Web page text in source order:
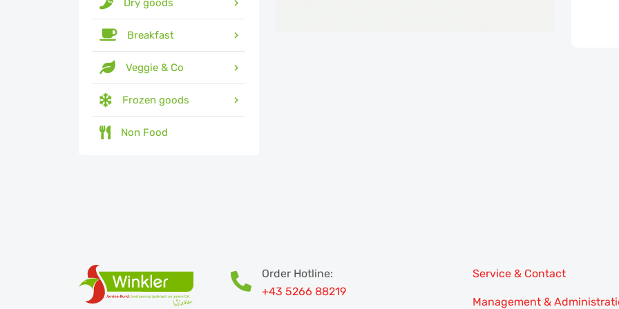
Dry goods
Breakfast
Veggie & Co
Frozen goods
Non Food
Order Hotline:
+43 5266 88219
Service & Contact
Management &